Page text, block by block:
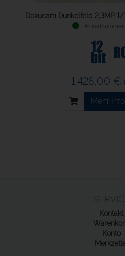
Dokucam Dunkelfeld 2,3MP 1/
1.428,00 €
Mehr
SERVICE
Kontakt
Konto